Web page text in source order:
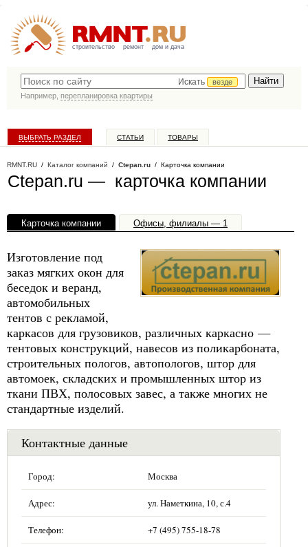
строительство ремонт дом и дача
Искать
везде
Например, перепланировка квартиры
ВЫБРАТЬ РАЗДЕЛ СТАТЬИ ТОВАРЫ
RMNT.RU / Каталог компаний / Ctepan.ru / Карточка компании
Ctepan.ru — карточка компании
Карточка компании Офисы, филиалы — 1
Изготовление под
заказ мягких окон для
беседок и веранд,
автомобильных
тентов с рекламой,
каркасов для грузовиков, различных каркасно —
тентовых конструкций, навесов из поликарбоната,
строительных пологов, автопологов, штор для
автомоек, складских и промышленных штор из
ткани ПВХ, полосовых завес, а также многих не
стандартные изделий.
Контактные данные
Город: Москва
Адрес: ул. Наметкина, 10, с.4
Телефон: +7 (495) 755-18-78